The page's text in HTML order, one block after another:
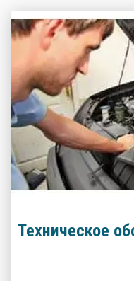
Техническое